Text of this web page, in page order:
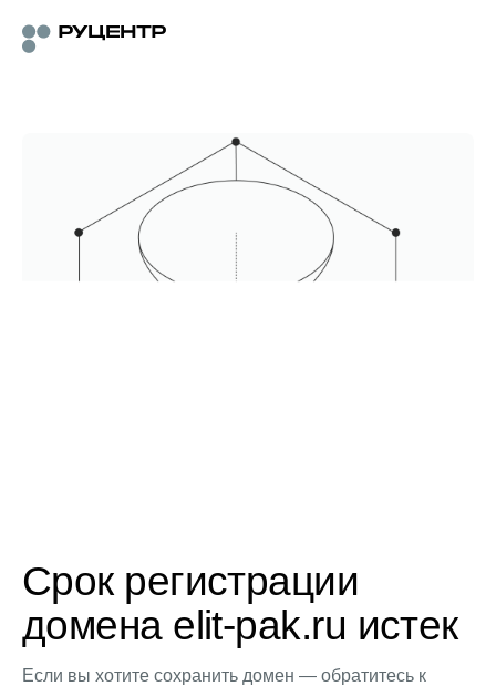
Срок регистрации
домена elit-pak.ru истек
Если вы хотите сохранить домен — обратитесь к